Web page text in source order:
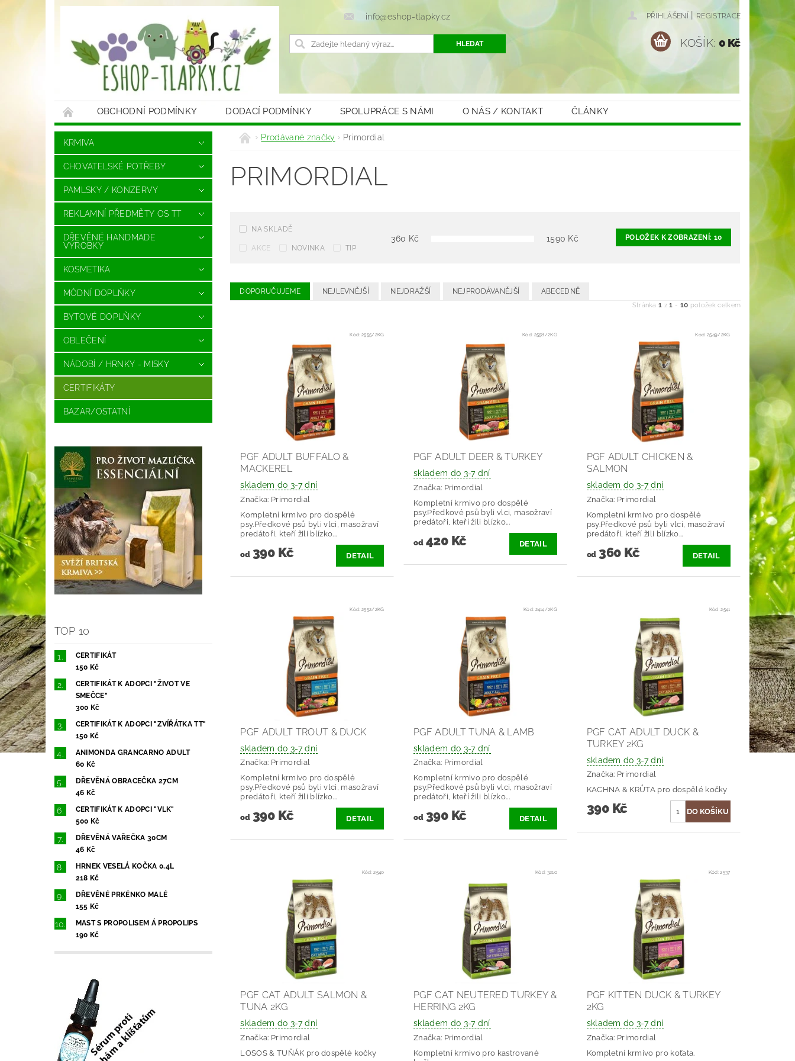
info@eshop-tlapky.cz PŘIHLÁŠENÍ | REGISTRACE
KOŠÍK: 0 Kč
OBCHODNÍ PODMÍNKY DODACÍ PODMÍNKY SPOLUPRÁCE S NÁMI O NÁS / KONTAKT ČLÁNKY
KRMIVA
CHOVATELSKÉ POTŘEBY
PAMLSKY / KONZERVY
REKLAMNÍ PŘEDMĚTY OS TT
DŘEVĚNÉ HANDMADE
VÝROBKY
KOSMETIKA
MÓDNÍ DOPLŇKY
BYTOVÉ DOPLŇKY
OBLEČENÍ
NÁDOBÍ / HRNKY - MISKY
CERTIFIKÁTY
BAZAR/OSTATNÍ
TOP 10
CERTIFIKÁT
150 Kč
CERTIFIKÁT K ADOPCI "ŽIVOT VE
SMEČCE"
300 Kč
CERTIFIKÁT K ADOPCI "ZVÍŘÁTKA TT"
150 Kč
ANIMONDA GRANCARNO ADULT
60 Kč
DŘEVĚNÁ OBRACEČKA 27CM
46 Kč
CERTIFIKÁT K ADOPCI "VLK"
500 Kč
DŘEVĚNÁ VAŘEČKA 30CM
46 Kč
HRNEK VESELÁ KOČKA 0,4L
218 Kč
DŘEVĚNÉ PRKÉNKO MALÉ
155 Kč
MAST S PROPOLISEM Á PROPOLIPS
190 Kč
Prodávané značky Primordial
PRIMORDIAL
NA SKLADĚ
AKCE NOVINKA TIP
360 Kč 1590 Kč POLOŽEK K ZOBRAZENÍ: 10
DOPORUČUJEME NEJLEVNĚJŠÍ NEJDRAŽŠÍ NEJPRODÁVANĚJŠÍ ABECEDNĚ
Stránka1 z1 - 10 položek celkem
Kód: 2555/2KG
PGF ADULT BUFFALO &
MACKEREL
skladem do 3-7 dní
Značka: Primordial
Kompletní krmivo pro dospělé
psy.Předkové psů byli vlci, masožraví
predátoři, kteří žili blízko...
od390 Kč DETAIL
Kód: 2558/2KG
PGF ADULT DEER & TURKEY
skladem do 3-7 dní
Značka: Primordial
Kompletní krmivo pro dospělé
psy.Předkové psů byli vlci, masožraví
predátoři, kteří žili blízko...
od420 Kč DETAIL
Kód:2549/2KG
PGF ADULT CHICKEN &
SALMON
skladem do 3-7 dní
Značka: Primordial
Kompletní krmivo pro dospělé
psy.Předkové psů byli vlci, masožraví
predátoři, kteří žili blízko...
od360 Kč DETAIL
Kód: 2552/2KG
PGF ADULT TROUT & DUCK
skladem do 3-7 dní
Značka: Primordial
Kompletní krmivo pro dospělé
psy.Předkové psů byli vlci, masožraví
predátoři, kteří žili blízko...
od390 Kč DETAIL
Kód: 2414/2KG
PGF ADULT TUNA & LAMB
skladem do 3-7 dní
Značka: Primordial
Kompletní krmivo pro dospělé
psy.Předkové psů byli vlci, masožraví
predátoři, kteří žili blízko...
od390 Kč DETAIL
Kód:2541
PGF CAT ADULT DUCK &
TURKEY 2KG
skladem do 3-7 dní
Značka: Primordial
KACHNA & KRŮTA pro dospělé kočky
390 Kč
Kód:2540
PGF CAT ADULT SALMON &
TUNA 2KG
skladem do 3-7 dní
Značka: Primordial
LOSOS & TUŇÁK pro dospělé kočky
Kód: 3210
PGF CAT NEUTERED TURKEY &
HERRING 2KG
skladem do 3-7 dní
Značka: Primordial
Kompletní krmivo pro kastrované
Kód:2537
PGF KITTEN DUCK & TURKEY
2KG
skladem do 3-7 dní
Značka: Primordial
Kompletní krmivo pro koťata.